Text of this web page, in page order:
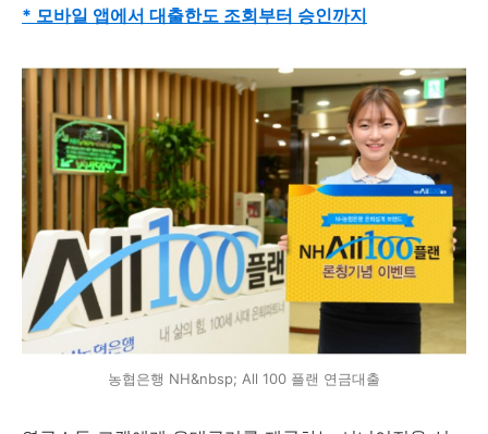
* 모바일 앱에서 대출한도 조회부터 승인까지
농협은행 NH&nbsp; All 100 플랜 연금대출